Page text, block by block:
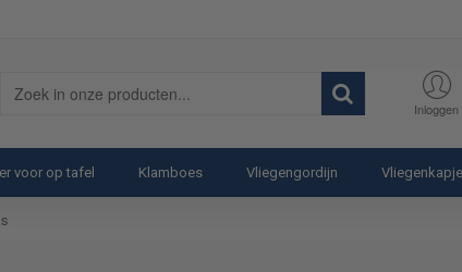
Zoek
onze
producten...
Inloggen
voor op tafel Klamboes Vliegengordijn